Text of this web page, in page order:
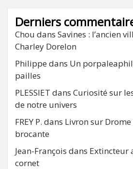
Derniers
Chou dans Savines : l’ancien
Charley Dorelon
Philippe dans Un
pailles
PLESSIET dans Curiosité sur
de notre univers
FREY P. dans Livron sur
brocante
Jean-François dans Extincteur
cornet